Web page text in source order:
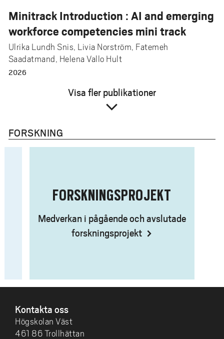
Minitrack Introduction : AI and emerging
workforce competencies mini track
Ulrika Lundh Snis, Livia Norström, Fatemeh
Saadatmand, Helena Vallo Hult
2026
Visa fler publikationer
expand_more
FORSKNING
FORSKNINGSPROJEKT
Medverkan i pågående och avslutade
forskningsprojekt
Kontakta oss
Högskolan Väst
461 86 Trollhättan